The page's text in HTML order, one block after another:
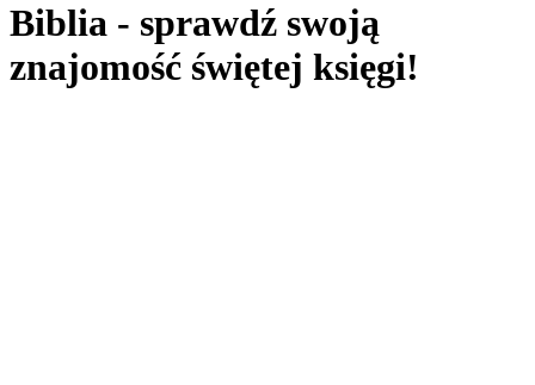
Biblia - sprawdź swoją
znajomość świętej księgi!